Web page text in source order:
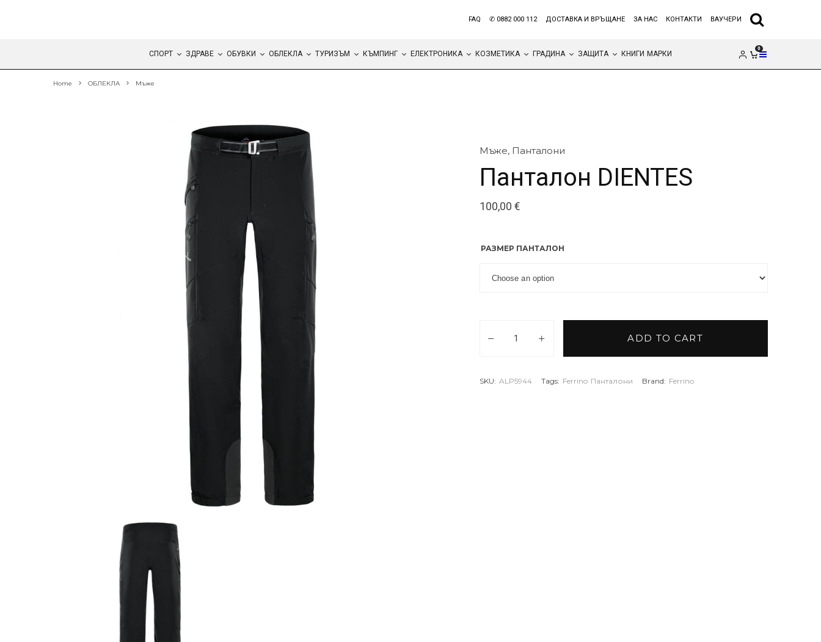
FAQ ✆ 0882 000 112 ДОСТАВКА И ВРЪЩАНЕ ЗА НАС КОНТАКТИ ВАУЧЕРИ
СПОРТ ЗДРАВЕ ОБУВКИ ОБЛЕКЛА ТУРИЗЪМ КЪМПИНГ ЕЛЕКТРОНИКА КОЗМЕТИКА ГРАДИНА ЗАЩИТА КНИГИ МАРКИ
0
Home ОБЛЕКЛА Мъже
Мъже, Панталони
Панталон DIENTES
100,00 €
РАЗМЕР ПАНТАЛОН
Панталон DIENTES quantity
ADD TO CART
SKU: ALP5944 Tags: Ferrino Панталони Brand: Ferrino